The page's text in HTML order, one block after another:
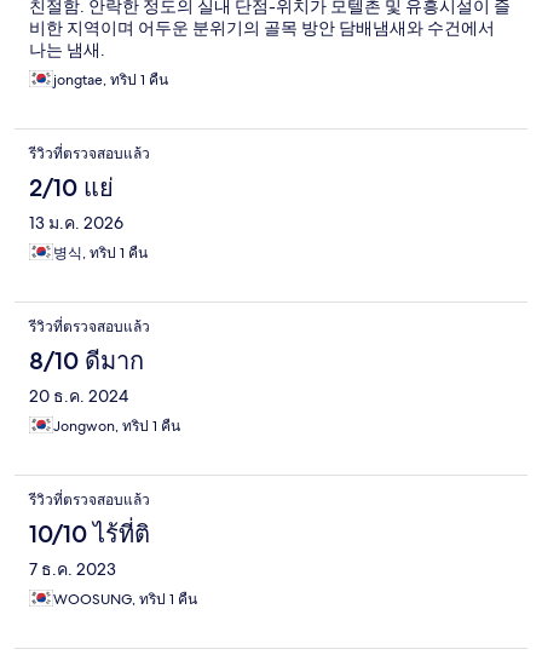
친절함. 안락한 정도의 실내 단점-위치가 모텔촌 및 유흥시설이 즐
비한 지역이며 어두운 분위기의 골목 방안 담배냄새와 수건에서
나는 냄새.
jongtae, ทริป 1 คืน
รีวิวที่ตรวจสอบแล้ว
2/10 แย่
13 ม.ค. 2026
병식, ทริป 1 คืน
รีวิวที่ตรวจสอบแล้ว
8/10 ดีมาก
20 ธ.ค. 2024
Jongwon, ทริป 1 คืน
รีวิวที่ตรวจสอบแล้ว
10/10 ไร้ที่ติ
7 ธ.ค. 2023
WOOSUNG, ทริป 1 คืน